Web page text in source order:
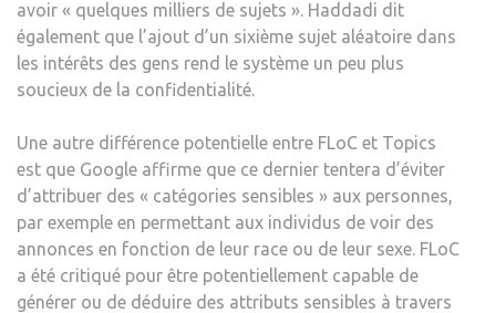
avoir « quelques milliers de sujets ». Haddadi dit
également que l’ajout d’un sixième sujet aléatoire dans
les intérêts des gens rend le système un peu plus
soucieux de la confidentialité.
Une autre différence potentielle entre FLoC et Topics
est que Google affirme que ce dernier tentera d’éviter
d’attribuer des « catégories sensibles » aux personnes,
par exemple en permettant aux individus de voir des
annonces en fonction de leur race ou de leur sexe. FLoC
a été critiqué pour être potentiellement capable de
générer ou de déduire des attributs sensibles à travers